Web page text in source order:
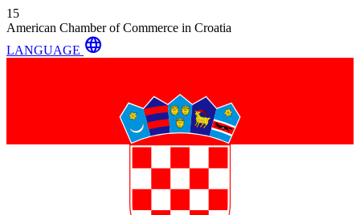
15
American Chamber of Commerce in Croatia
LANGUAGE language